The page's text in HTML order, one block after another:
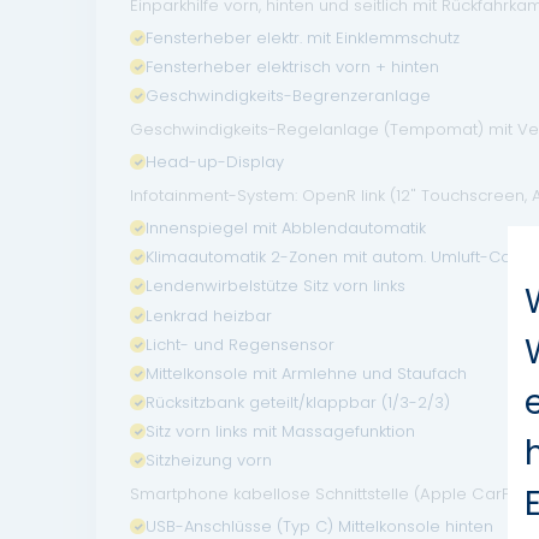
Einparkhilfe vorn, hinten und seitlich mit
Fensterheber elektr. mit Einklemmschutz
Fensterheber elektrisch vorn + hinten
Geschwindigkeits-Begrenzeranlage
Geschwindigkeits-Regelanlage (Tempomat) mit
Head-up-Display
Infotainment-System: OpenR link (12"
Innenspiegel mit Abblendautomatik
Klimaautomatik 2-Zonen mit autom. Umluft-Control
Lendenwirbelstütze Sitz vorn links
Lenkrad heizbar
Licht- und Regensensor
Mittelkonsole mit Armlehne und Staufach
Rücksitzbank geteilt/klappbar (1/3-2/3)
Sitz vorn links mit Massagefunktion
Sitzheizung vorn
Smartphone kabellose Schnittstelle (Apple CarPlay
USB-Anschlüsse (Typ C) Mittelkonsole hinten